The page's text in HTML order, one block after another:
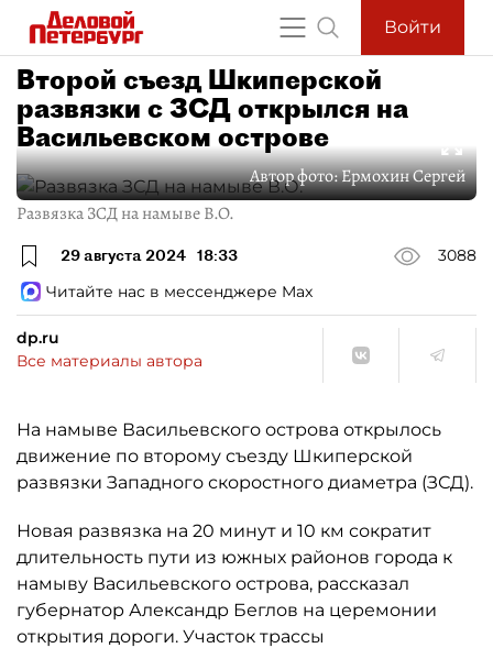
Войти
Второй съезд Шкиперской
развязки с ЗСД открылся на
Васильевском острове
Автор фото:Ермохин Сергей
Развязка ЗСД на намыве В.О.
29 августа 2024 18:33
3088
Читайте нас в мессенджере Max
dp.ru
Все материалы автора
На намыве Васильевского острова открылось
движение по второму съезду Шкиперской
развязки Западного скоростного диаметра (ЗСД).
Новая развязка на 20 минут и 10 км сократит
длительность пути из южных районов города к
намыву Васильевского острова, рассказал
губернатор Александр Беглов на церемонии
открытия дороги. Участок трассы